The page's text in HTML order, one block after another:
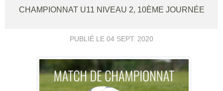
CHAMPIONNAT U11 NIVEAU 2, 10ÈME JOURNÉE
PUBLIÉ LE 04 SEPT. 2020